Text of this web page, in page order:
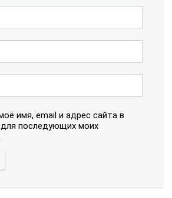
имя, email и адрес сайта в
последующих моих